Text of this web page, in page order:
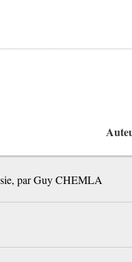
par Guy CHEMLA